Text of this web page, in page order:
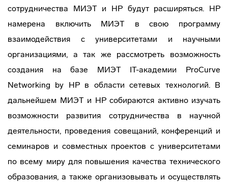
сотрудничества МИЭТ и HP будут расширяться. HP
намерена включить МИЭТ в свою программу
взаимодействия с университетами и научными
организациями, а так же рассмотреть возможность
создания на базе МИЭТ IT-академии ProCurve
Networking by HP в области сетевых технологий. В
дальнейшем МИЭТ и HP собираются активно изучать
возможности развития сотрудничества в научной
деятельности, проведения совещаний, конференций и
семинаров и совместных проектов с университетами
по всему миру для повышения качества технического
образования, а также организовывать и осуществлять